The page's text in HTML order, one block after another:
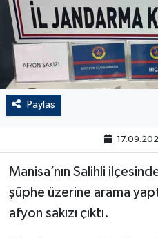
Paylaş
Manisa’nın Salihli
şüphe üzerine arama
afyon sakızı çıktı.